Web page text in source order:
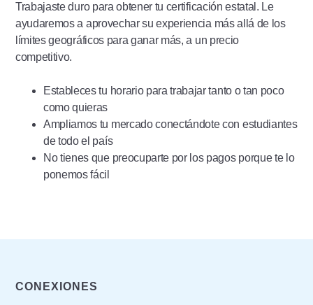
Trabajaste duro para obtener tu certificación estatal. Le
ayudaremos a aprovechar su experiencia más allá de los
límites geográficos para ganar más, a un precio
competitivo.
Estableces tu horario para trabajar tanto o tan poco
como quieras
Ampliamos tu mercado conectándote con estudiantes
de todo el país
No tienes que preocuparte por los pagos porque te lo
ponemos fácil
CONEXIONES